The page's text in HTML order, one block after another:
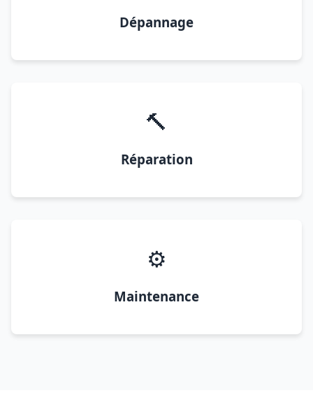
Dépannage
🔨
Réparation
⚙️
Maintenance